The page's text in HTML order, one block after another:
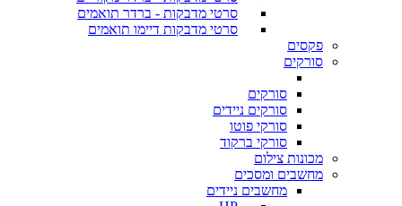
סרטי מדבקות - ברדר תואמים
סרטי מדבקות דיימו תואמים
פקסים
סורקים
סורקים
סורקים ניידים
סורקי פוטו
סורקי ברקוד
מכונות צילום
מחשבים ומסכים
מחשבים ניידים